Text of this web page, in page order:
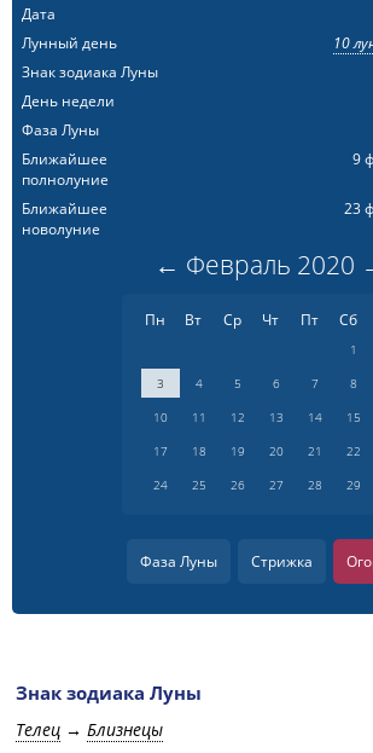
Дата
Лунный день
10
Знак зодиака Луны
День недели
Фаза Луны
Ближайшее
полнолуние
9
Ближайшее
новолуние
23
← Февраль 2020
Пн Вт Ср Чт Пт Сб
1
3
4 5 6 7 8
10
11 12 13 14 15
17
18 19 20 21 22
24
25 26 27 28 29
Фаза Луны Стрижка
Знак зодиака Луны
Телец → Близнецы